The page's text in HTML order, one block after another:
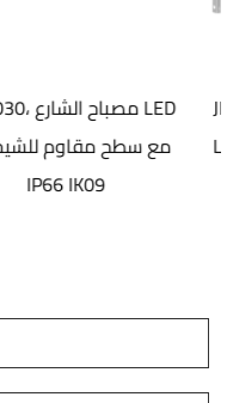
JD-1072، مصباح سطح الشارع
LED الكهروستاتيكي المضادة